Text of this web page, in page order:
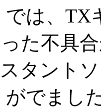
では、
た不具
タント
がでまし